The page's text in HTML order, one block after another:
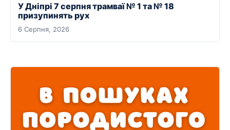
У Дніпрі 7 серпня трамваї № 1 та № 18
призупинять рух
6 Серпня, 2026